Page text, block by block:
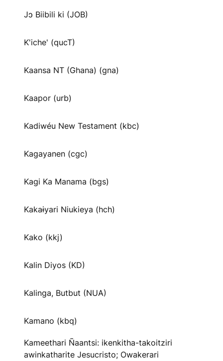
Jɔ Biibili ki (JOB)
K'iche' (qucT)
Kaansa NT (Ghana) (gna)
Kaapor (urb)
Kadiwéu New Testament (kbc)
Kagayanen (cgc)
Kagi Ka Manama (bgs)
Kakaɨyari Niukieya (hch)
Kako (kkj)
Kalin Diyos (KD)
Kalinga, Butbut (NUA)
Kamano (kbq)
Kameethari Ñaantsi: ikenkitha-takoitziri
awinkatharite Jesucristo; Owakerari